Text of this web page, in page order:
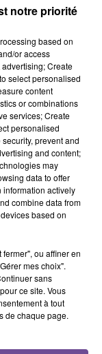
BEYONCE
Single Ladies
17h42
17h42
CHARLOTTE CARDIN
The Way We Touch
du refus du
Si vous
notre priorité
based on
or access
Create
select personalised
content
or combinations
services; Create
personalised
prevent and
and content;
may
data to offer
information actively
combine data from
based on
ou affiner en
mes choix".
sans
ce site. Vous
à tout
de chaque page.